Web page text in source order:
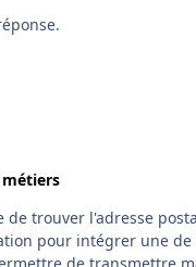
Merci de ta réponse.